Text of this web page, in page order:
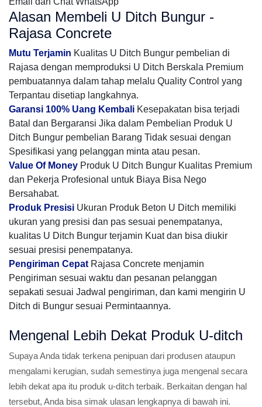
Alasan Membeli U Ditch Bungur -
Rajasa Concrete
Mutu Terjamin Kualitas U Ditch Bungur pembelian di
Rajasa dengan memproduksi U Ditch Berskala Premium
pembuatannya dalam tahap melalu Quality Control yang
Terpantau disetiap langkahnya.
Garansi 100% Uang Kembali Kesepakatan bisa terjadi
Batal dan Bergaransi Jika dalam Pembelian Produk U
Ditch Bungur pembelian Barang Tidak sesuai dengan
Spesifikasi yang pelanggan minta atau pesan.
Value Of Money Produk U Ditch Bungur Kualitas Premium
dan Pekerja Profesional untuk Biaya Bisa Nego
Bersahabat.
Produk Presisi Ukuran Produk Beton U Ditch memiliki
ukuran yang presisi dan pas sesuai penempatanya,
kualitas U Ditch Bungur terjamin Kuat dan bisa diukir
sesuai presisi penempatanya.
Pengiriman Cepat Rajasa Concrete menjamin
Pengiriman sesuai waktu dan pesanan pelanggan
sepakati sesuai Jadwal pengiriman, dan kami mengirin U
Ditch di Bungur sesuai Permintaannya.
Mengenal Lebih Dekat Produk U-ditch
Supaya Anda tidak terkena penipuan dari produsen ataupun
mengalami kerugian, sudah semestinya juga mengenal secara
lebih dekat apa itu produk u-ditch terbaik. Berkaitan dengan hal
tersebut, Anda bisa simak ulasan lengkapnya di bawah ini.